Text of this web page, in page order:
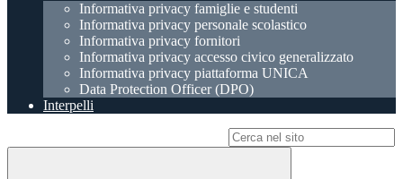
Informativa privacy famiglie e studenti
Informativa privacy personale scolastico
Informativa privacy fornitori
Informativa privacy accesso civico generalizzato
Informativa privacy piattaforma UNICA
Data Protection Officer (DPO)
Interpelli